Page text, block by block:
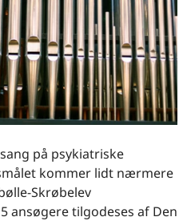
på psykiatriske
kommer lidt nærmere
Skrøbelev
ansøgere tilgodeses af Den